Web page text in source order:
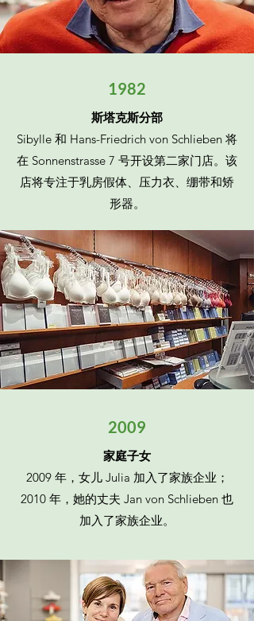
1982
斯塔克斯分部
Sibylle 和 Hans-Friedrich von Schlieben 将
在 Sonnenstrasse 7 号开设第二家门店。该
店将专注于乳房假体、压力衣、绷带和矫
形器。
2009
家庭子女
2009 年，女儿 Julia 加入了家族企业；
2010 年，她的丈夫 Jan von Schlieben 也
加入了家族企业。